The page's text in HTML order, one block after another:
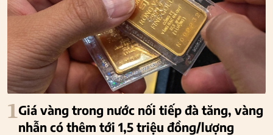
1Giá vàng trong nước nối tiếp đà tăng, vàng
nhẫn có thêm tới 1,5 triệu đồng/lượng